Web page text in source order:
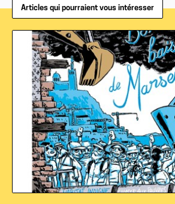
Articles qui pourraient vous intéresser